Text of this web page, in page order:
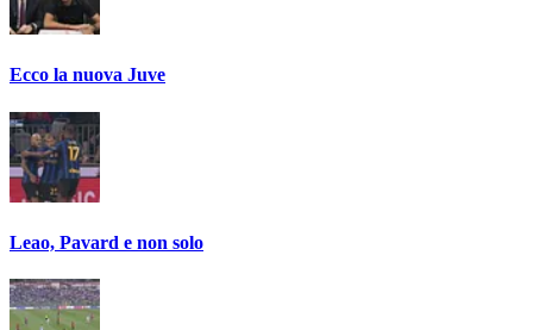
Ecco la nuova Juve
Leao, Pavard e non solo